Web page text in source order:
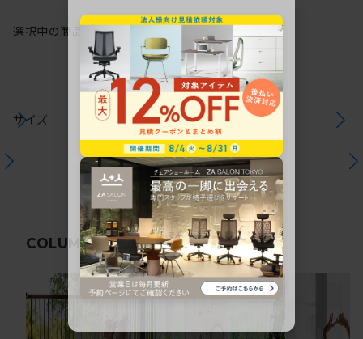
選択中の商品情報保証
サイズ
COLUMN関連コラム